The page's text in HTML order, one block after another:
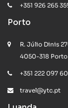
+351 926 265
Porto
R. Júlio Dinis
4050-318 Porto
+351 222 097
travel@ytc.pt